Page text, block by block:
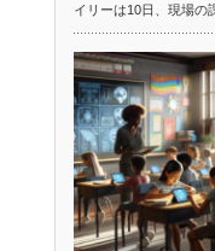
イリーは10日、現場の